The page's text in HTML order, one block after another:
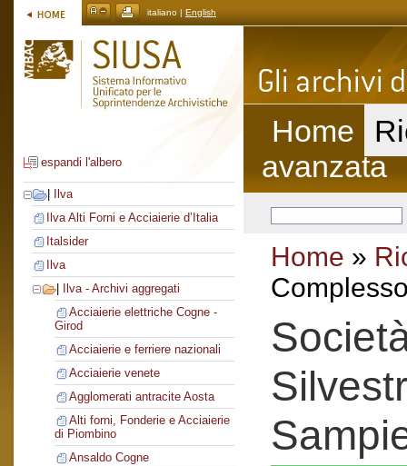
italiano | English
espandi l'albero
Ilva
Ilva Alti Forni e Acciaierie d’Italia
Italsider
Ilva
Ilva - Archivi aggregati
Acciaierie elettriche Cogne -
Girod
Acciaierie e ferriere nazionali
Acciaierie venete
Agglomerati antracite Aosta
Alti forni, Fonderie e Acciaierie
di Piombino
Ansaldo Cogne
Home
avanzata
Home »